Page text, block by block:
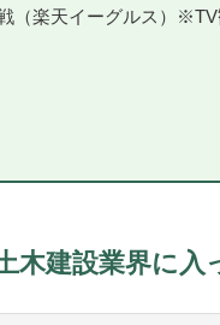
（楽天イーグルス）※TV
木建設業界に入